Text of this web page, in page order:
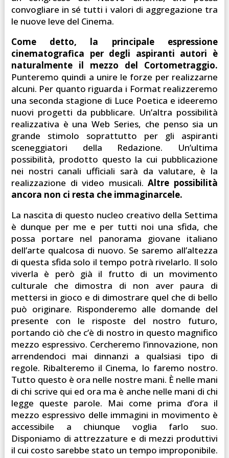
convogliare in sé tutti i valori di aggregazione tra
le nuove leve del Cinema.
Come detto, la principale espressione
cinematografica per degli aspiranti autori è
naturalmente il mezzo del Cortometraggio.
Punteremo quindi a unire le forze per realizzarne
alcuni. Per quanto riguarda i Format realizzeremo
una seconda stagione di Luce Poetica e ideeremo
nuovi progetti da pubblicare. Un’altra possibilità
realizzativa è una Web Series, che penso sia un
grande stimolo soprattutto per gli aspiranti
sceneggiatori della Redazione. Un’ultima
possibilità, prodotto questo la cui pubblicazione
nei nostri canali ufficiali sarà da valutare, è la
realizzazione di video musicali.Altre possibilità
ancora non ci resta che immaginarcele.
La nascita di questo nucleo creativo della Settima
è dunque per me e per tutti noi una sfida, che
possa portare nel panorama giovane italiano
dell’arte qualcosa di nuovo. Se saremo all’altezza
di questa sfida solo il tempo potrà rivelarlo. Il solo
viverla è però già il frutto di un movimento
culturale che dimostra di non aver paura di
mettersi in gioco e di dimostrare quel che di bello
può originare. Risponderemo alle domande del
presente con le risposte del nostro futuro,
portando ciò che c’è di nostro in questo magnifico
mezzo espressivo. Cercheremo l’innovazione, non
arrendendoci mai dinnanzi a qualsiasi tipo di
regole. Ribalteremo il Cinema, lo faremo nostro.
Tutto questo è ora nelle nostre mani. È nelle mani
di chi scrive qui ed ora ma è anche nelle mani di chi
legge queste parole. Mai come prima d’ora il
mezzo espressivo delle immagini in movimento è
accessibile a chiunque voglia farlo suo.
Disponiamo di attrezzature e di mezzi produttivi
il cui costo sarebbe stato un tempo improponibile.